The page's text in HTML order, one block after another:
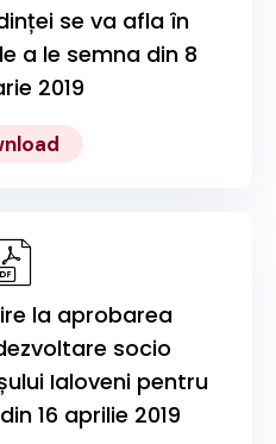
se va afla în
a le semna din 8
2019
la aprobarea
socio
Ialoveni pentru
16 aprilie 2019